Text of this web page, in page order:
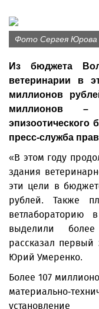
Фото Сергея Юрова
Из бюджета
ветеринарии в
миллионов
миллионов –
эпизоотического
пресс-служба
«В этом году
здания
эти цели в
рублей. Также
ветлабораторию
выделили
рассказал первый
Юрий Умеренко.
Более 107
материально-